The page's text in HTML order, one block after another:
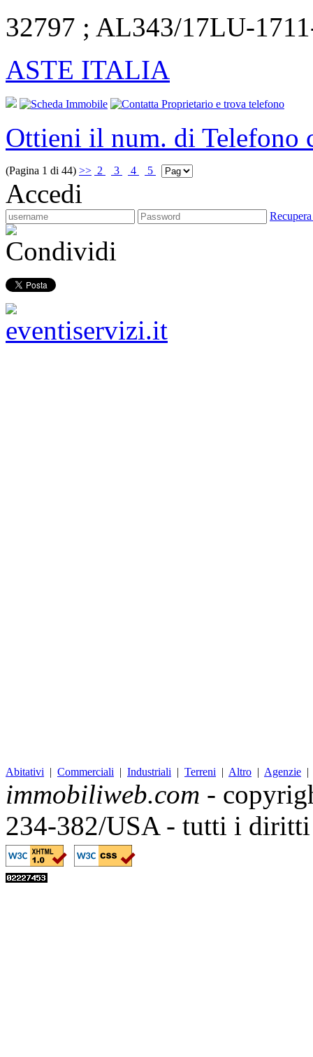
32797 ; AL343/17LU-
ASTE ITALIA
Ottieni il num. di Telefono
(Pagina 1 di 44) >> 2 3 4 5
Accedi
Condividi
Abitativi | Commerciali | Industriali | Terreni | Altro | Agenzie
immobiliweb.com -
234-382/USA - tutti i